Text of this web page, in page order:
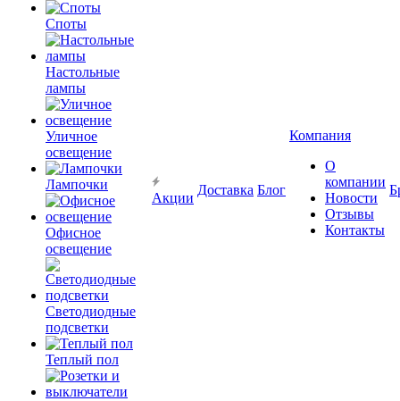
Споты
Настольные
лампы
Уличное
освещение
Лампочки
Офисное
освещение
Светодиодные
подсветки
Теплый пол
Акции
Доставка Блог
Компания
О
компании
Новости
Отзывы
Контакты